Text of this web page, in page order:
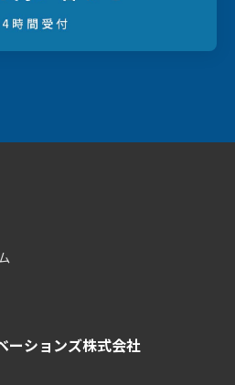
ーションズ株式会社